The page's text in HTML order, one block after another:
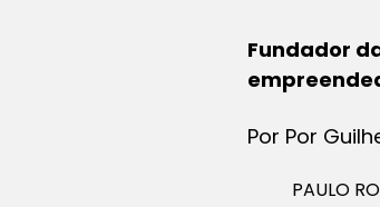
Fundador
Por Por
PAULO